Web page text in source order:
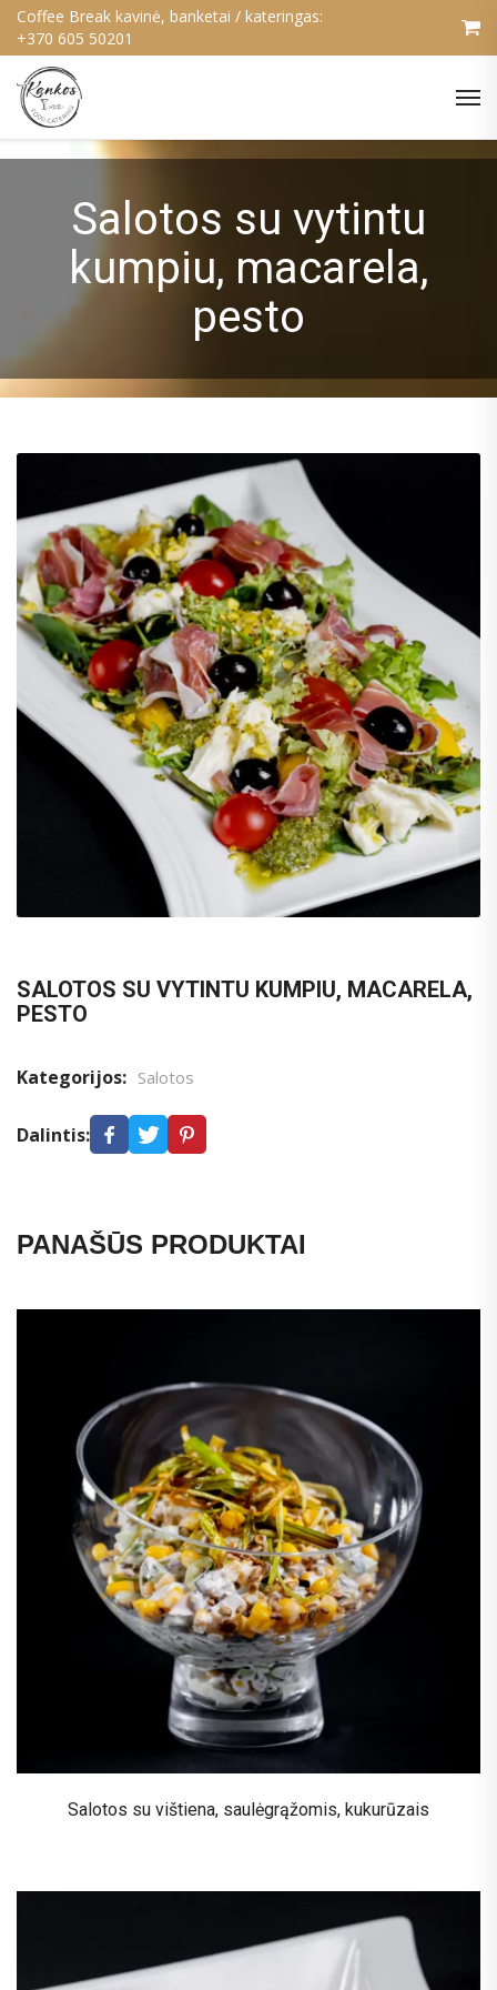
Coffee Break kavinė, banketai / kateringas:
+370 605 50201
Salotos su vytintu
kumpiu, macarela,
pesto
SALOTOS SU VYTINTU KUMPIU, MACARELA,
PESTO
Kategorijos: Salotos
Dalintis:
PANAŠŪS PRODUKTAI
Salotos su vištiena, saulėgrąžomis, kukurūzais